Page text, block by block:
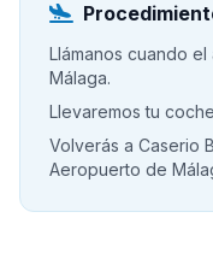
Llámanos cuando
Málaga.
Llevaremos tu
Volverás a Caserio
Aeropuerto de